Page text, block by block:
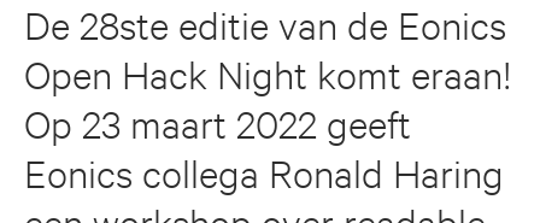
De 28ste editie van de Eonics
Open Hack Night komt eraan!
Op 23 maart 2022 geeft
Eonics collega Ronald Haring